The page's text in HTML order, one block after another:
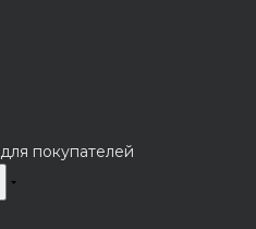
покупателей